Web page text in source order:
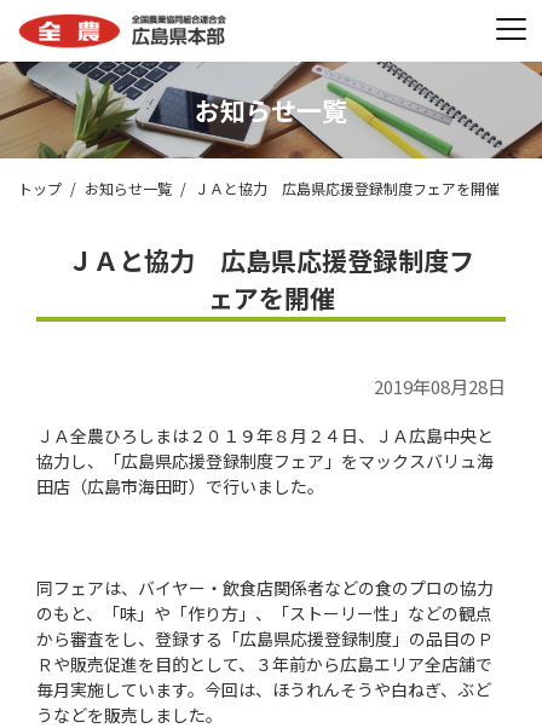
お知らせ一覧
トップ お知らせ一覧 ＪＡと協力 広島県応援登録制度フェアを開催
ＪＡと協力 広島県応援登録制度フ
ェアを開催
2019年08月28日
ＪＡ全農ひろしまは２０１９年８月２４日、ＪＡ広島中央と
協力し、「広島県応援登録制度フェア」をマックスバリュ海
田店（広島市海田町）で行いました。
同フェアは、バイヤー・飲食店関係者などの食のプロの協力
のもと、「味」や「作り方」、「ストーリー性」などの観点
から審査をし、登録する「広島県応援登録制度」の品目のＰ
Ｒや販売促進を目的として、３年前から広島エリア全店舗で
毎月実施しています。今回は、ほうれんそうや白ねぎ、ぶど
うなどを販売しました。